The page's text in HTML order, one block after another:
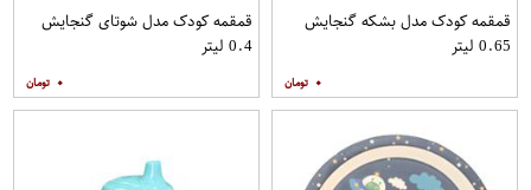
قمقمه کودک مدل بشکه گنجایش
0.65 لیتر
۰
قمقمه کودک مدل شوتای گنجایش
0.4 لیتر
۰